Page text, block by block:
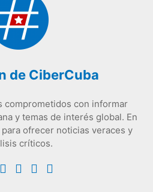
de CiberCuba
comprometidos con informar
y temas de interés global. En
ofrecer noticias veraces y
críticos.